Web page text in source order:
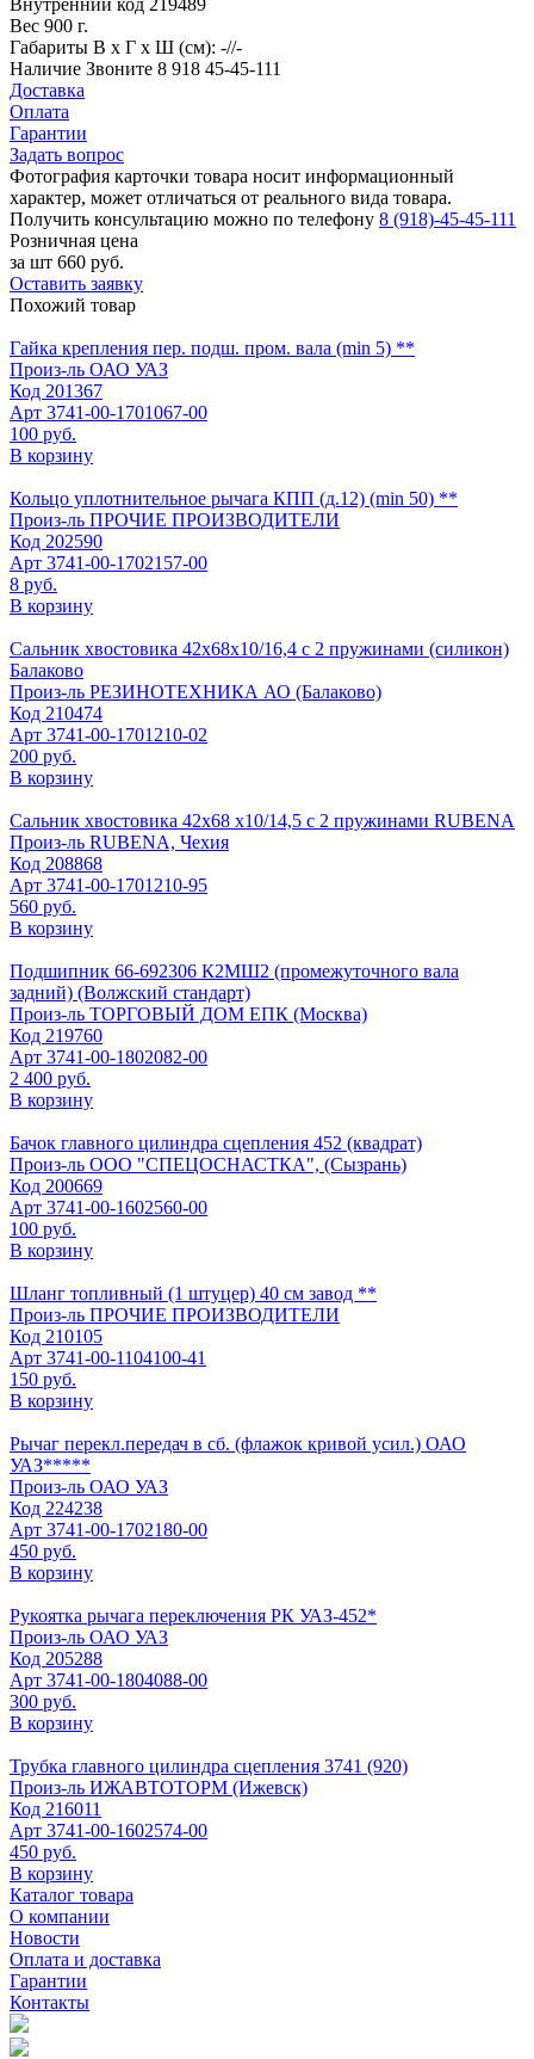
Вес 900 г.
Габариты В х Г х Ш (см): -//-
Наличие Звоните 8 918 45-45-111
Доставка
Оплата
Гарантии
Задать вопрос
Фотография карточки товара носит информационный
характер, может отличаться от реального вида товара.
Получить консультацию можно по телефону 8 (918)-45-45-111
Розничная цена
за шт 660 руб.
Оставить заявку
Похожий товар
Гайка крепления пер. подш. пром. вала (min 5) **
Произ-ль ОАО УАЗ
Код 201367
Арт 3741-00-1701067-00
100 руб.
В корзину
Кольцо уплотнительное рычага КПП (д.12) (min 50) **
Произ-ль ПРОЧИЕ ПРОИЗВОДИТЕЛИ
Код 202590
Арт 3741-00-1702157-00
8 руб.
В корзину
Сальник хвостовика 42х68х10/16,4 с 2 пружинами (силикон)
Балаково
Произ-ль РЕЗИНОТЕХНИКА АО (Балаково)
Код 210474
Арт 3741-00-1701210-02
200 руб.
В корзину
Сальник хвостовика 42х68 х10/14,5 с 2 пружинами RUBENA
Произ-ль RUBENA, Чехия
Код 208868
Арт 3741-00-1701210-95
560 руб.
В корзину
Подшипник 66-692306 К2МШ2 (промежуточного вала
задний) (Волжский стандарт)
Произ-ль ТОРГОВЫЙ ДОМ ЕПК (Москва)
Код 219760
Арт 3741-00-1802082-00
2 400 руб.
В корзину
Бачок главного цилиндра сцепления 452 (квадрат)
Произ-ль ООО "СПЕЦОСНАСТКА", (Сызрань)
Код 200669
Арт 3741-00-1602560-00
100 руб.
В корзину
Шланг топливный (1 штуцер) 40 см завод **
Произ-ль ПРОЧИЕ ПРОИЗВОДИТЕЛИ
Код 210105
Арт 3741-00-1104100-41
150 руб.
В корзину
Рычаг перекл.передач в сб. (флажок кривой усил.) ОАО
УАЗ*****
Произ-ль ОАО УАЗ
Код 224238
Арт 3741-00-1702180-00
450 руб.
В корзину
Рукоятка рычага переключения РК УАЗ-452*
Произ-ль ОАО УАЗ
Код 205288
Арт 3741-00-1804088-00
300 руб.
В корзину
Трубка главного цилиндра сцепления 3741 (920)
Произ-ль ИЖАВТОТОРМ (Ижевск)
Код 216011
Арт 3741-00-1602574-00
450 руб.
В корзину
Каталог товара
О компании
Новости
Оплата и доставка
Гарантии
Контакты